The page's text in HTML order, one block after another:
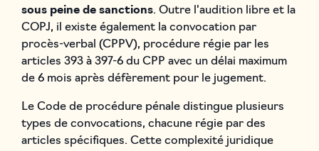
sous peine de sanctions. Outre l'audition libre et la
COPJ, il existe également la convocation par
procès-verbal (CPPV), procédure régie par les
articles 393 à 397-6 du CPP avec un délai maximum
de 6 mois après défèrement pour le jugement.
Le Code de procédure pénale distingue plusieurs
types de convocations, chacune régie par des
articles spécifiques. Cette complexité juridique